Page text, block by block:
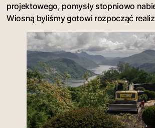
projektowego, pomysły stopniowo
Wiosną byliśmy gotowi rozpocząć